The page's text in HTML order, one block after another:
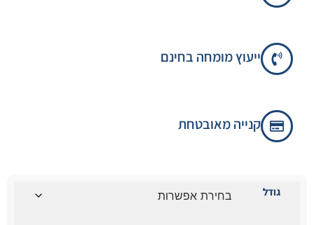
ייעוץ מומחה בחינם
קנייה מאובטחת
גודל